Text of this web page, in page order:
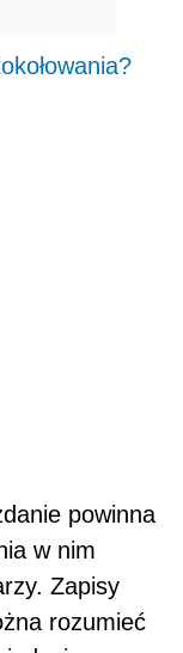
powinna
w nim
Zapisy
rozumieć